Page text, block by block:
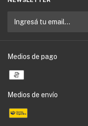
Medios de pago
Medios de envío